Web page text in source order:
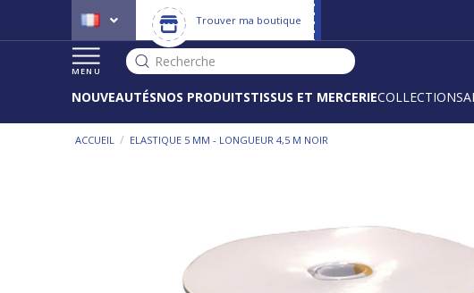
Trouver ma boutique
MENU
Recherche
NOUVEAUTÉSNOS PRODUITSTISSUS ET MERCERIECOLLECTIONS
ACCUEIL / ELASTIQUE 5 MM - LONGUEUR 4,5 M NOIR